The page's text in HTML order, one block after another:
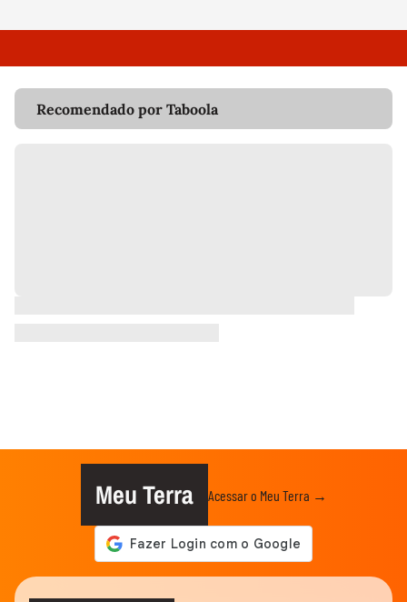
Recomendado por Taboola
Meu Terra Acessar o Meu Terra →